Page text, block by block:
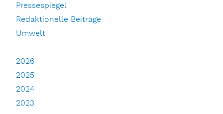
Pressespiegel
Redaktionelle Beiträge
Umwelt
2026
2025
2024
2023